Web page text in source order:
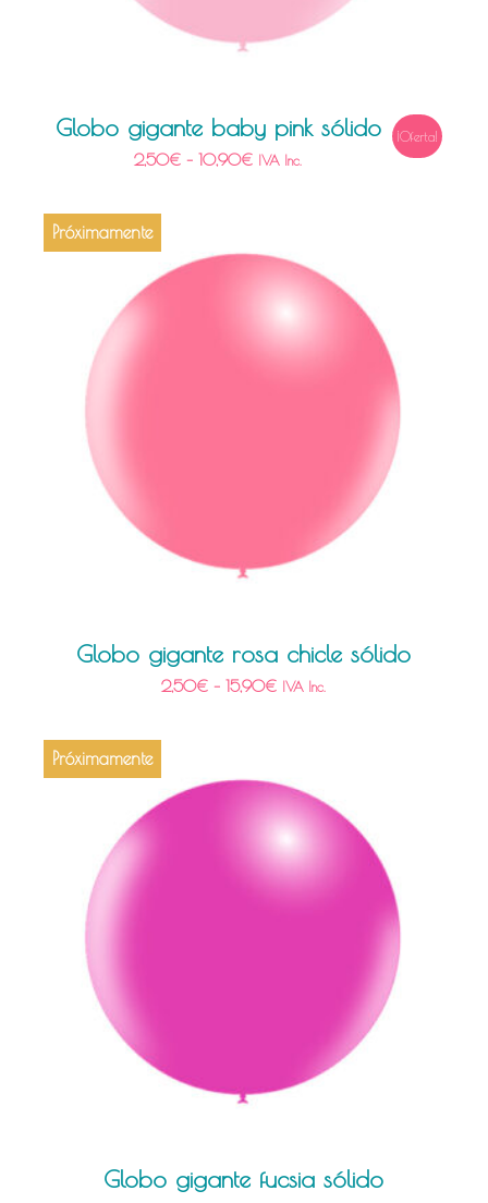
Globo gigante baby pink sólido
2,50€ –10,90€ IVA Inc.
¡Oferta!
Próximamente
Globo gigante rosa chicle sólido
2,50€ –15,90€ IVA Inc.
Próximamente
Globo gigante fucsia sólido